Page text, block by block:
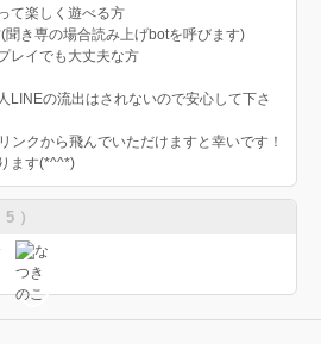
て楽しく遊べる方
聞き専の場合読み上げbotを呼びます)
レイでも大丈夫な方
LINEの流出はされないので安心して下さ
ンクから飛んでいただけますと幸いです！
ます(*^^*)
5 ）